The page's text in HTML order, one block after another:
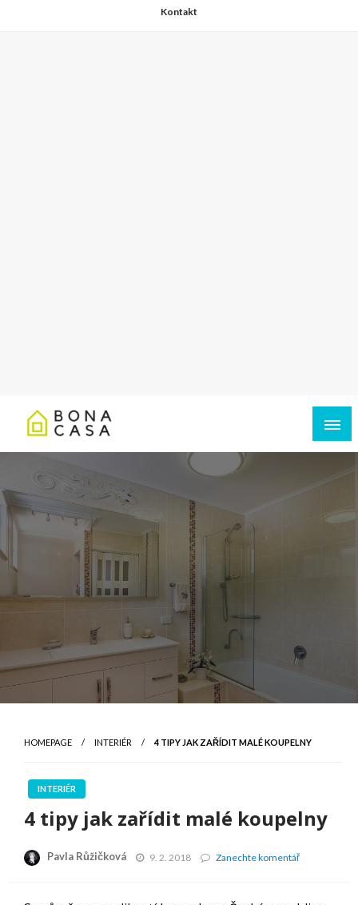
Kontakt
HOMEPAGE INTERIÉR 4 TIPY JAK ZAŘÍDIT MALÉ KOUPELNY
INTERIÉR
4 tipy jak zařídit malé koupelny
Pavla Růžičková 9. 2. 2018 Zanechte komentář4